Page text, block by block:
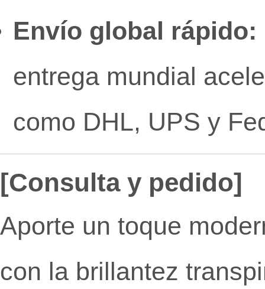
Envío global rápido:
entrega mundial
como DHL, UPS y
[Consulta y pedido]
Aporte un toque
con la brillantez